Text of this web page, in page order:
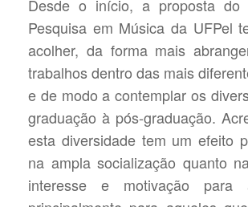
Desde o início, a proposta do
Pesquisa em Música da UFPel
acolher, da forma mais
trabalhos dentro das mais
e de modo a contemplar os
graduação à pós-graduação.
esta diversidade tem um efeito
na ampla socialização quanto
interesse e motivação para